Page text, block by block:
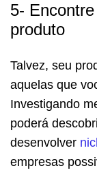
5-
produto
Talvez, seu
aquelas que
Investigando
poderá
desenvolver
empresas